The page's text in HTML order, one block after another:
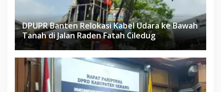
DPUPR Banten Relokasi Kabel Udara ke Bawah
Tanah di Jalan Raden Fatah Ciledug